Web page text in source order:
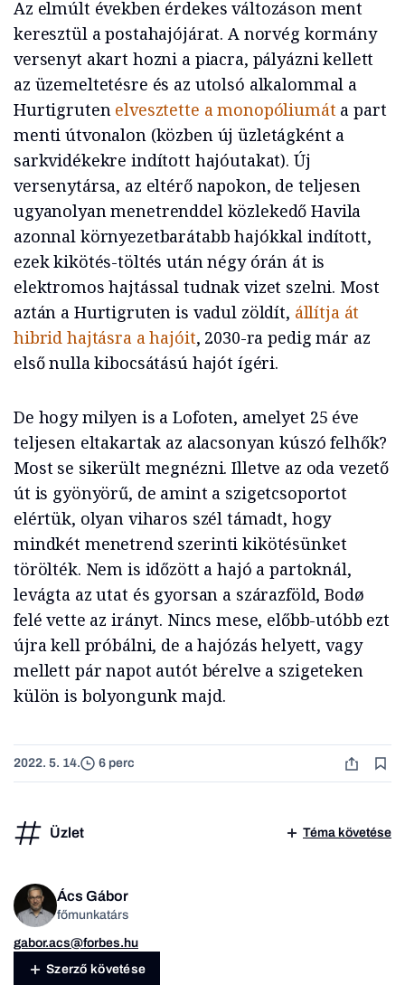
Az elmúlt években érdekes változáson ment
keresztül a postahajójárat. A norvég kormány
versenyt akart hozni a piacra, pályázni kellett
az üzemeltetésre és az utolsó alkalommal a
Hurtigruten elvesztette a monopóliumát a part
menti útvonalon (közben új üzletágként a
sarkvidékekre indított hajóutakat). Új
versenytársa, az eltérő napokon, de teljesen
ugyanolyan menetrenddel közlekedő Havila
azonnal környezetbarátabb hajókkal indított,
ezek kikötés-töltés után négy órán át is
elektromos hajtással tudnak vizet szelni. Most
aztán a Hurtigruten is vadul zöldít, állítja át
hibrid hajtásra a hajóit, 2030-ra pedig már az
első nulla kibocsátású hajót ígéri.
De hogy milyen is a Lofoten, amelyet 25 éve
teljesen eltakartak az alacsonyan kúszó felhők?
Most se sikerült megnézni. Illetve az oda vezető
út is gyönyörű, de amint a szigetcsoportot
elértük, olyan viharos szél támadt, hogy
mindkét menetrend szerinti kikötésünket
törölték. Nem is időzött a hajó a partoknál,
levágta az utat és gyorsan a szárazföld, Bodø
felé vette az irányt. Nincs mese, előbb-utóbb ezt
újra kell próbálni, de a hajózás helyett, vagy
mellett pár napot autót bérelve a szigeteken
külön is bolyongunk majd.
2022. 5. 14. 6 perc
Üzlet Téma követése
Ács Gábor
főmunkatárs
gabor.acs@forbes.hu
Szerző követése